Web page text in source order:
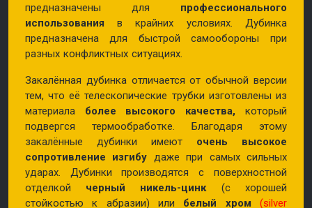
предназначены для профессионального
использованияв крайних условиях. Дубинка
предназначена для быстрой самообороны при
разных конфликтных ситуациях.
Закалённая дубинка отличается от обычной версии
тем, что её телескопические трубки изготовлены из
материала более высокого качества, который
подвергся термообработке. Благодаря этому
закалённые дубинки имеют очень высокое
сопротивление изгибу даже при самых сильных
ударах. Дубинки производятся с поверхностной
отделкой черный никель-цинк (с хорошей
стойкостью к абразии) или белый хром
(silver